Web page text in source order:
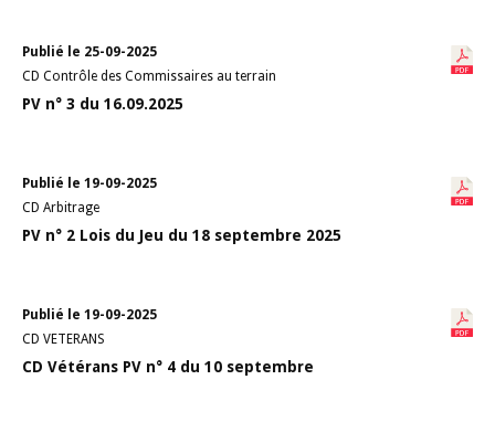
Publié le 25-09-2025
CD Contrôle des Commissaires au terrain
PV n° 3 du 16.09.2025
Publié le 19-09-2025
CD Arbitrage
PV n° 2 Lois du Jeu du 18 septembre 2025
Publié le 19-09-2025
CD VETERANS
CD Vétérans PV n° 4 du 10 septembre